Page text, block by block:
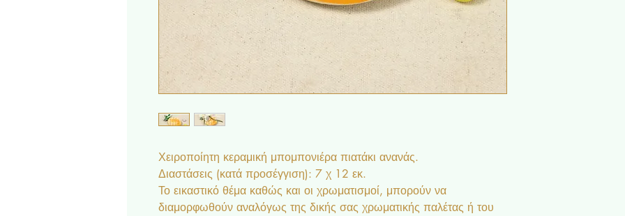
Χειροποίητη κεραμική μπομπονιέρα πιατάκι ανανάς.
Διαστάσεις (κατά προσέγγιση): 7 χ 12 εκ.
Το εικαστικό θέμα καθώς και οι χρωματισμοί, μπορούν να
διαμορφωθούν αναλόγως της δικής σας χρωματικής παλέτας ή του